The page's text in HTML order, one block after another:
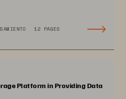
12 PAGES
Platform in Providing Data